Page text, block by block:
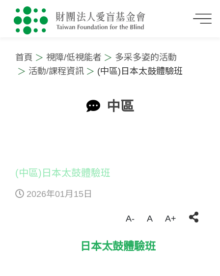
首頁 視障/低視能者
多采多姿的活動
活動/課程資訊
(中區)日本太鼓體驗班
中區
(中區)日本太鼓體驗班
2026年01月15日
A- A A+
日本太鼓體驗班